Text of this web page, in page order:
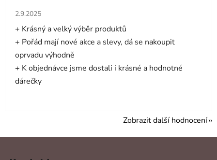
Hodnocení obchodu je 5 z 5 hvězdiček.
2.9.2025
+ Krásný a velký výběr produktů
+ Pořád mají nové akce a slevy, dá se nakoupit
oprvadu výhodně
+ K objednávce jsme dostali i krásné a hodnotné
dárečky
Zobrazit další hodnocení